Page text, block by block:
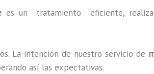
es un tratamiento eficiente,
La intención de nuestro servicio de
así las expectativas.